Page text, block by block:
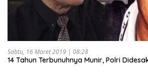
Sabtu, 16 Maret 2019 | 08:28
14 Tahun Terbunuhnya Munir, Polri